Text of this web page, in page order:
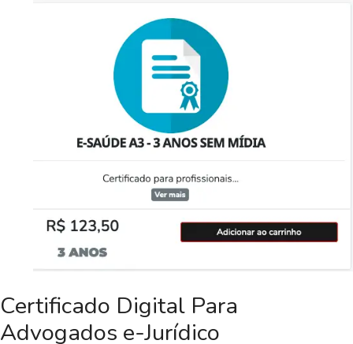
Certificado Digital Para
Advogados e-Jurídico